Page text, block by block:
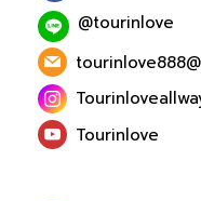
@tourinlove
Tourinlove